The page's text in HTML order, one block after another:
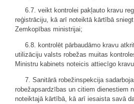
6.7. veikt kontrolei pakļauto kravu
reģistrāciju, kā arī noteiktā kārtībā
Zemkopības ministrijai;
6.8. kontrolēt pārbaudāmo kravu
utilizāciju valsts robežas muitas
Ministru kabinets noteicis attiecīgo
7. Sanitārā robežinspekcija
robežapsardzības un citiem dienestiem
noteiktajā kārtībā, kā arī iesaista savā